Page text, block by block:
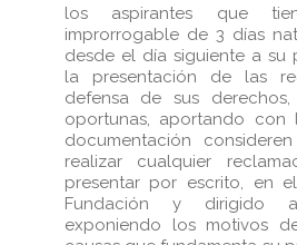
los aspirantes que
improrrogable de 3 días
desde el día siguiente a su
la presentación de las
defensa de sus
oportunas, aportando con
documentación
realizar cualquier
presentar por escrito, en
Fundación y dirigido
exponiendo los motivos